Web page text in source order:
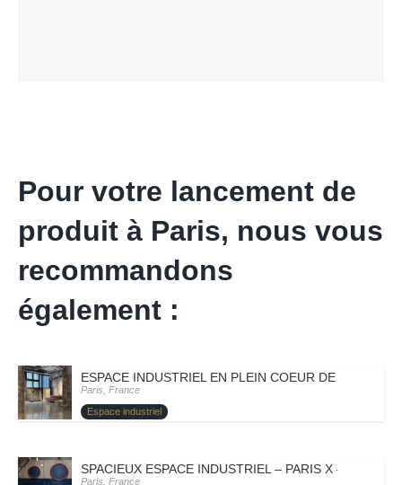
Pour votre lancement de
produit à Paris, nous vous
recommandons
également :
ESPACE INDUSTRIEL EN PLEIN COEUR DE PARIS –
Paris, France
Espace industriel
SPACIEUX ESPACE INDUSTRIEL – PARIS X – SANDRO
Paris, France